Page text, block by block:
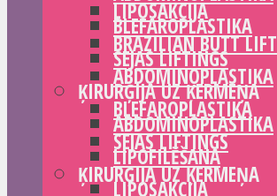
BLEFAROPLASTIKA
SEJAS LIFTINGS
ĶIRURĢIJA UZ ĶERMEŅA
ABDOMINOPLASTIKA
LIPOFILĒŠANA
LIPOSAKCIJA
LIPOSAKCIJA
BRAZILIAN BUTT LIFT
ABDOMINOPLASTIKA
BLEFAROPLASTIKA
SEJAS LIFTINGS
ĶIRURĢIJA UZ ĶERMEŅA